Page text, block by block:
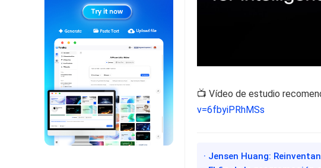
📺 Vídeo de estudio
v=6fbyiPRhMSs
· Jensen Huang: